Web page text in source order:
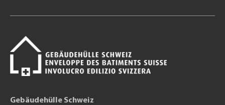
Gebäudehülle Schweiz